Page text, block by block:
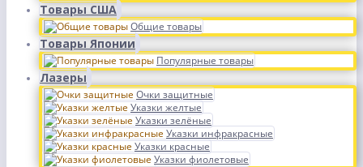
Товары США
Общие товары
Товары Японии
Популярные товары
Лазеры
Очки защитные
Указки желтые
Указки зелёные
Указки инфракрасные
Указки красные
Указки фиолетовые